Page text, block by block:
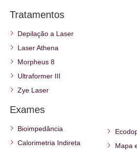
Tratamentos
Depilação a Laser
Laser Athena
Morpheus 8
Ultraformer III
Zye Laser
Exames
Bioimpedância
Calorimetria Indireta
Mapa